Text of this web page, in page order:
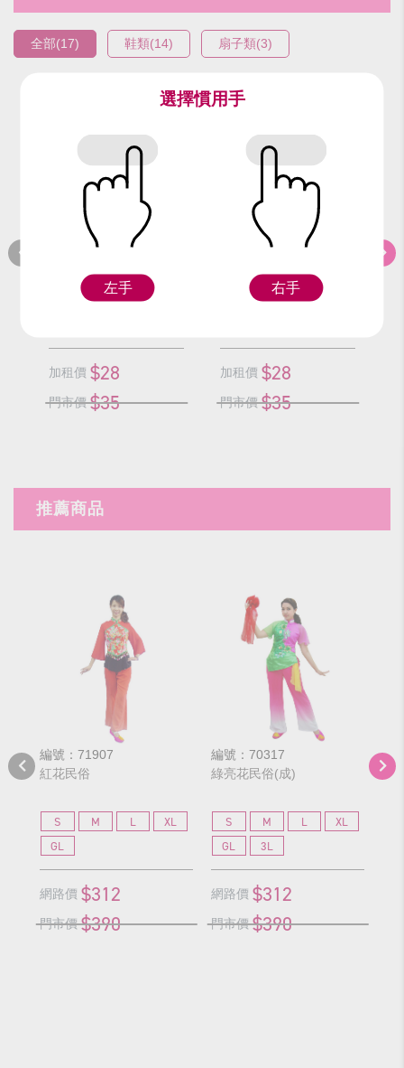
全部(17) 鞋類(14) 扇子類(3)
編號：93517
加租價 $28
門市價 $35
編號：93417
加租價 $28
門市價 $35
推薦商品
編號：71907
紅花民俗
S M L
XL
GL
網路價 $312
門市價 $390
編號：70317
綠亮花民俗(成)
S M L
XL
GL
3L
網路價 $312
門市價 $390
編
花
選擇慣用手
左手 右手